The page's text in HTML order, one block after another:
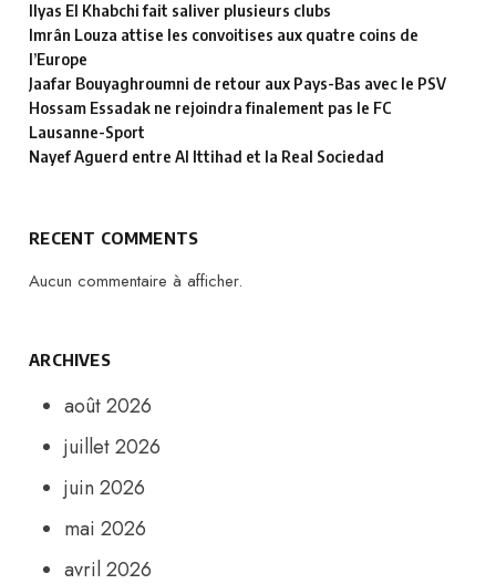
Ilyas El Khabchi fait saliver plusieurs clubs
Imrân Louza attise les convoitises aux quatre coins de
l’Europe
Jaafar Bouyaghroumni de retour aux Pays-Bas avec le PSV
Hossam Essadak ne rejoindra finalement pas le FC
Lausanne-Sport
Nayef Aguerd entre Al Ittihad et la Real Sociedad
RECENT COMMENTS
Aucun commentaire à afficher.
ARCHIVES
août 2026
juillet 2026
juin 2026
mai 2026
avril 2026